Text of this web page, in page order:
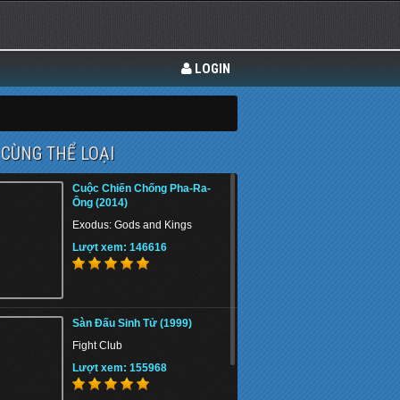
LOGIN
CÙNG THỂ LOẠI
Cuộc Chiến Chống Pha-Ra-
Ông (2014)
Exodus: Gods and Kings
Lượt xem: 146616
Sàn Đấu Sinh Tử (1999)
Fight Club
Lượt xem: 155968